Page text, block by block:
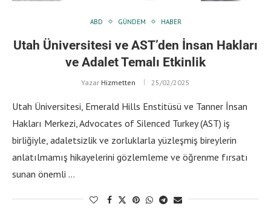
ABD GÜNDEM HABER
Utah Üniversitesi ve AST’den İnsan Hakları
ve Adalet Temalı Etkinlik
Yazar Hizmetten 25/02/2025
Utah Üniversitesi, Emerald Hills Enstitüsü ve Tanner İnsan
Hakları Merkezi, Advocates of Silenced Turkey (AST) iş
birliğiyle, adaletsizlik ve zorluklarla yüzleşmiş bireylerin
anlatılmamış hikayelerini gözlemleme ve öğrenme fırsatı
sunan önemli …